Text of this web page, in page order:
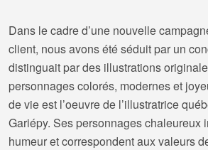
Dans le cadre d’une nouvelle
client, nous avons été séduit par un
distinguait par des illustrations
personnages colorés, modernes et
de vie est l’oeuvre de l’illustratrice
Gariépy. Ses personnages chaleureux
humeur et correspondent aux valeurs